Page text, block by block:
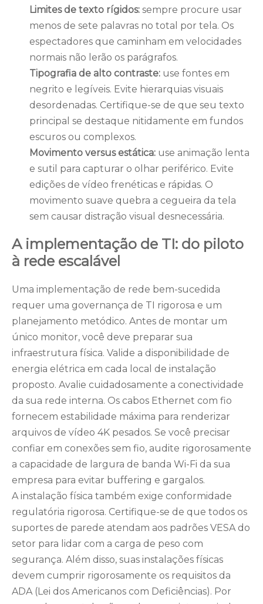
Limites de texto rígidos: sempre procure usar
menos de sete palavras no total por tela. Os
espectadores que caminham em velocidades
normais não lerão os parágrafos.
Tipografia de alto contraste: use fontes em
negrito e legíveis. Evite hierarquias visuais
desordenadas. Certifique-se de que seu texto
principal se destaque nitidamente em fundos
escuros ou complexos.
Movimento versus estática: use animação lenta
e sutil para capturar o olhar periférico. Evite
edições de vídeo frenéticas e rápidas. O
movimento suave quebra a cegueira da tela
sem causar distração visual desnecessária.
A implementação de TI: do piloto
à rede escalável
Uma implementação de rede bem-sucedida
requer uma governança de TI rigorosa e um
planejamento metódico. Antes de montar um
único monitor, você deve preparar sua
infraestrutura física. Valide a disponibilidade de
energia elétrica em cada local de instalação
proposto. Avalie cuidadosamente a conectividade
da sua rede interna. Os cabos Ethernet com fio
fornecem estabilidade máxima para renderizar
arquivos de vídeo 4K pesados. Se você precisar
confiar em conexões sem fio, audite rigorosamente
a capacidade de largura de banda Wi-Fi da sua
empresa para evitar buffering e gargalos.
A instalação física também exige conformidade
regulatória rigorosa. Certifique-se de que todos os
suportes de parede atendam aos padrões VESA do
setor para lidar com a carga de peso com
segurança. Além disso, suas instalações físicas
devem cumprir rigorosamente os requisitos da
ADA (Lei dos Americanos com Deficiências). Por